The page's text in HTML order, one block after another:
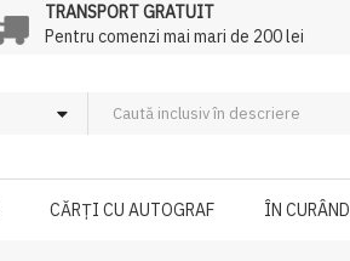
TRANSPORT GRATUIT
Pentru comenzi mai mari de 200 lei
CĂRȚI CU AUTOGRAF ÎN CURÂND